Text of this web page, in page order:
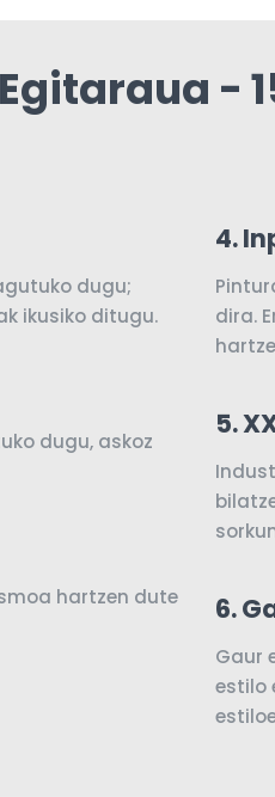
Egitaraua -
dugu;
ikusiko ditugu.
dugu, askoz
hartzen dute
4.
dira.
5.
6.
Gaur
estilo